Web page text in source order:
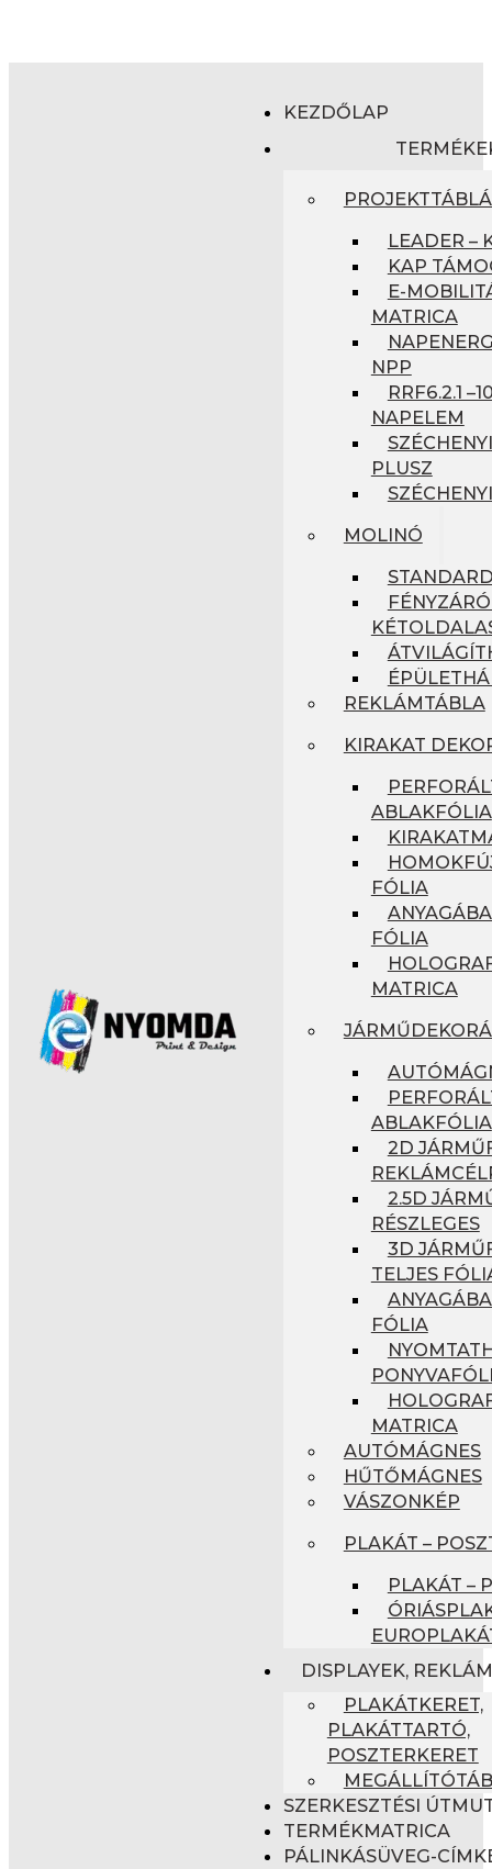
KEZDŐLAP
LEADER –
KAP
E-
MATRICA
NPP
RRF6.2.1
NAPELEM
PLUSZ
MOLINÓ
REKLÁMTÁBLA
KIRAKAT
ABLAKFÓLIA
FÓLIA
FÓLIA
MATRICA
ABLAKFÓLIA
2D
2.5D
RÉSZLEGES
3D
TELJES
FÓLIA
MATRICA
AUTÓMÁGNES
HŰTŐMÁGNES
VÁSZONKÉP
PLAKÁT –
PLAKÁT –
DISPLAYEK,
PLAKÁTKERET,
PLAKÁTTARTÓ,
POSZTERKERET
SZERKESZTÉSI
TERMÉKMATRICA
PÁLINKÁSÜVEG-